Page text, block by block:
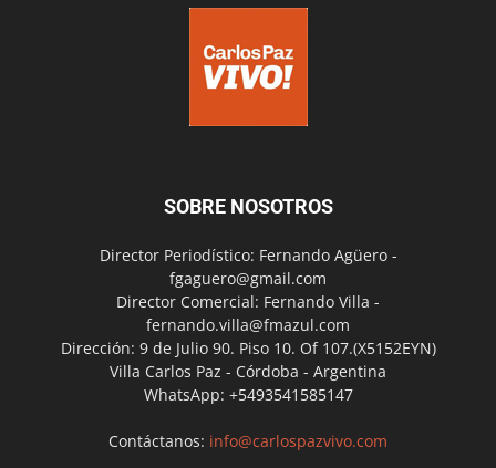
SOBRE NOSOTROS
Director Periodístico: Fernando Agüero -
fgaguero@gmail.com
Director Comercial: Fernando Villa -
fernando.villa@fmazul.com
Dirección: 9 de Julio 90. Piso 10. Of 107.(X5152EYN)
Villa Carlos Paz - Córdoba - Argentina
WhatsApp: +5493541585147
Contáctanos: info@carlospazvivo.com